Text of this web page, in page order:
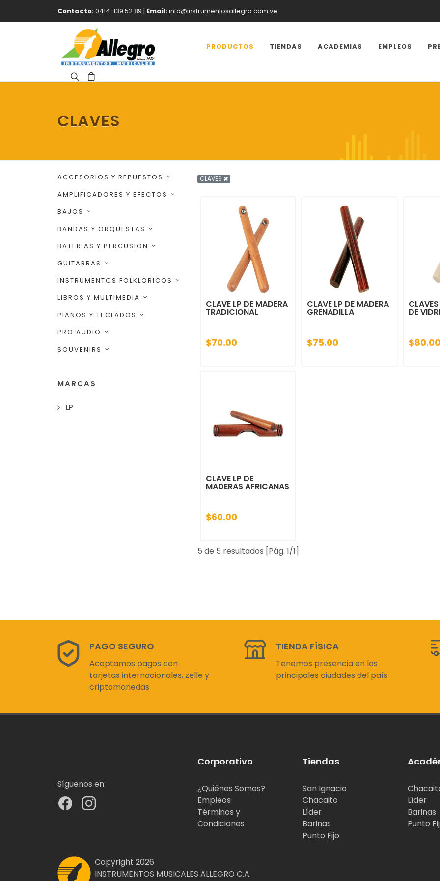
Contacto:0414-139.52.89 | Email:info@instrumentosallegro.com.ve
PRODUCTOS TIENDAS ACADEMIAS EMPLEOS
CLAVES
ACCESORIOS Y REPUESTOS
AMPLIFICADORES Y EFECTOS
BAJOS
BANDAS Y ORQUESTAS
BATERIAS Y PERCUSION
GUITARRAS
INSTRUMENTOS FOLKLORICOS
LIBROS Y MULTIMEDIA
PIANOS Y TECLADOS
PRO AUDIO
SOUVENIRS
MARCAS
LP
CLAVES
CLAVE LP DE MADERA
TRADICIONAL
$70.00
CLAVE LP DE MADERA
GRENADILLA
$75.00
DE
$80.00
CLAVE LP DE
MADERAS AFRICANAS
$60.00
5 de 5 resultados [Pág. 1/1]
PAGO SEGURO
Aceptamos pagos con
tarjetas internacionales, zelle y
criptomonedas
TIENDA FÍSICA
Tenemos presencia en las
principales ciudades del país
Síguenos en:
Corporativo
¿Quiénes Somos?
Empleos
Términos y
Condiciones
Tiendas
San Ignacio
Chacaito
Líder
Barinas
Punto Fijo
Líder
Barinas
Punto
Copyright 2026
INSTRUMENTOS MUSICALES ALLEGRO C.A.